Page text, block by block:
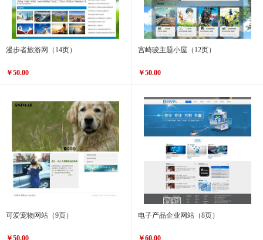
漫步者旅游网（14页）
￥50.00
宫崎骏主题小屋（12页）
￥50.00
可爱宠物网站（9页）
￥50.00
电子产品企业网站（8页）
￥60.00